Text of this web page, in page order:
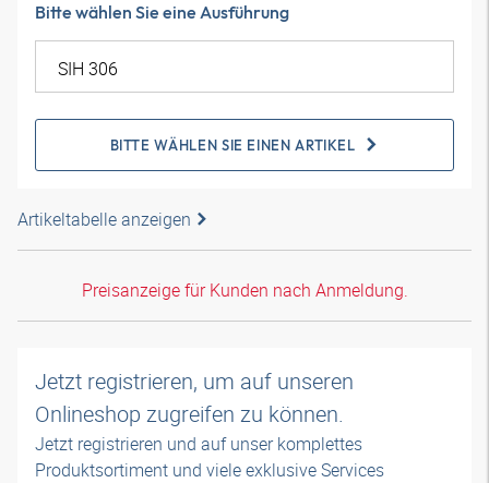
Bitte wählen Sie eine Ausführung
BITTE WÄHLEN SIE EINEN ARTIKEL
Artikeltabelle anzeigen
Preisanzeige für Kunden nach Anmeldung.
Jetzt registrieren, um auf unseren
Onlineshop zugreifen zu können.
Jetzt registrieren und auf unser komplettes
Produktsortiment und viele exklusive Services